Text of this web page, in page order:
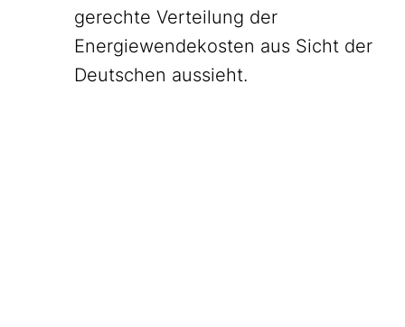
gerechte Verteilung der
Energiewendekosten aus Sicht der
Deutschen aussieht.